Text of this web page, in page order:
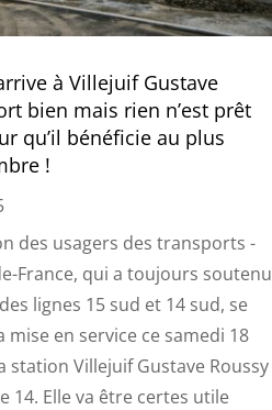
à Villejuif Gustave
bien mais rien n’est prêt
qu’il bénéficie au plus
!
des usagers des transports -
France, qui a toujours soutenu
lignes 15 sud et 14 sud, se
mise en service ce samedi 18
station Villejuif Gustave Roussy
14. Elle va être certes utile